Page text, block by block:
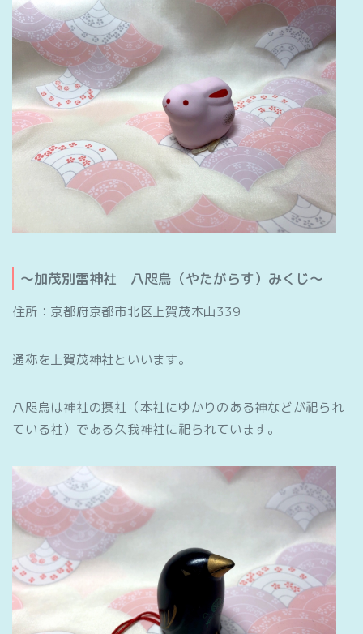
～加茂別雷神社 八咫烏（やたがらす）みくじ～
住所：京都府京都市北区上賀茂本山339
通称を上賀茂神社といいます。
八咫烏は神社の摂社（本社にゆかりのある神などが祀られ
ている社）である久我神社に祀られています。